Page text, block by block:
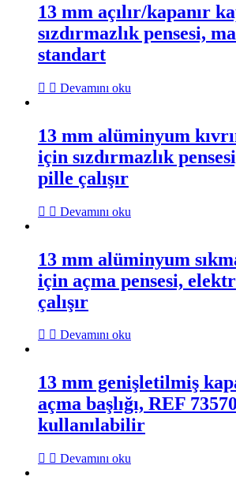
13 mm açılır/kapanır
sızdırmazlık pensesi,
standart
Devamını oku
13 mm alüminyum
için sızdırmazlık
pille çalışır
Devamını oku
13 mm alüminyum
için açma pensesi,
çalışır
Devamını oku
13 mm genişletilmiş
açma başlığı, REF
kullanılabilir
Devamını oku